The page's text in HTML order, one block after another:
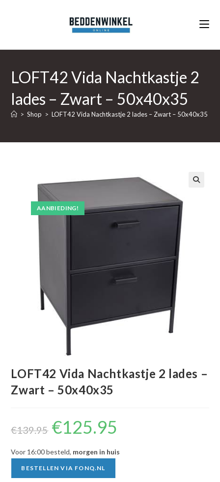
LOFT42 Vida Nachtkastje 2
lades – Zwart – 50x40x35
> Shop > LOFT42 Vida Nachtkastje 2 lades – Zwart – 50x40x35
AANBIEDING!
LOFT42 Vida Nachtkastje 2 lades –
Zwart – 50x40x35
€139.95
Oorspronkelijke
prijs
was:
€125.95
Voor 16:00 besteld, morgen in huis
BESTELLEN VIA FONQ.NL